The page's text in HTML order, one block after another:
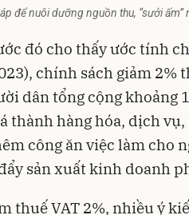
để nuôi dưỡng nguồn thu, “sưởi
đó cho thấy ước tính
chính sách giảm 2%
dân tổng cộng khoảng
thành hàng hóa, dịch
công ăn việc làm cho
sản xuất kinh doanh
thuế VAT 2%, nhiều ý